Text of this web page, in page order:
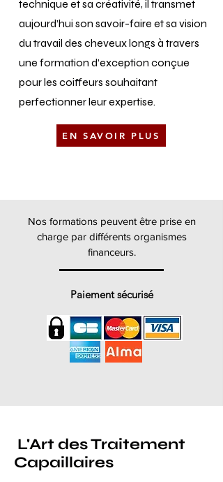
technique et sa créativité, il transmet
aujourd’hui son savoir-faire et sa vision
du travail des cheveux longs à travers
une formation d’exception conçue
pour les coiffeurs souhaitant
perfectionner leur expertise.
EN SAVOIR PLUS
Nos formations peuvent être prise en
charge par différents organismes
financeurs.
Paiement sécurisé
L'Art des Traitement
Capaillaires